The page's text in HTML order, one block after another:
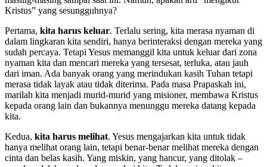
Kristus” yang sesungguhnya?
Pertama, kita harus keluar. Terlalu sering, kita merasa nyaman di
dalam lingkaran kita sendiri, hanya berinteraksi dengan mereka yang
sudah percaya. Tetapi Yesus memanggil kita untuk keluar dari zona
nyaman kita dan mencari mereka yang tersesat, terluka, atau jauh
dari iman. Ada banyak orang yang merindukan kasih Tuhan tetapi
merasa tidak layak atau tidak diterima. Pada masa Prapaskah ini,
marilah kita menjadi murid-murid yang misioner, membawa Kristus
kepada orang lain dan bukannya menunggu mereka datang kepada
kita.
Kedua, kita harus melihat. Yesus mengajarkan kita untuk tidak
hanya melihat orang lain, tetapi benar-benar melihat mereka dengan
cinta dan belas kasih. Yang miskin, yang hancur, yang ditolak –